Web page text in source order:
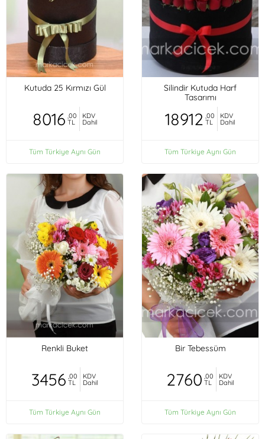
Kutuda 25 Kırmızı Gül
8016 ,00
TL
KDV
Dahil
Tüm Türkiye Aynı Gün
Silindir Kutuda Harf
Tasarımı
18912 ,00
TL
KDV
Dahil
Tüm Türkiye Aynı Gün
Renkli Buket
3456 ,00
TL
KDV
Dahil
Tüm Türkiye Aynı Gün
Bir Tebessüm
2760 ,00
TL
KDV
Dahil
Tüm Türkiye Aynı Gün